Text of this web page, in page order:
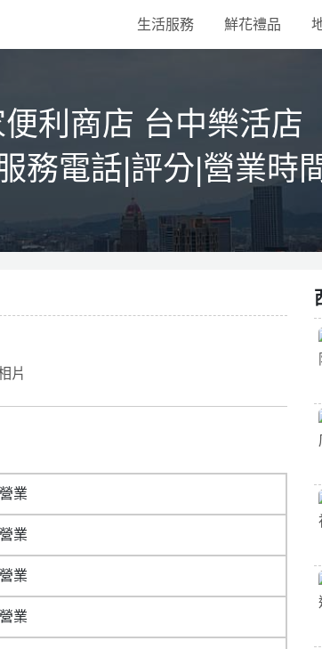
生活服務 鮮花禮品
利商店 台中樂活店
務電話|評分|營業時
片
業
業
業
業